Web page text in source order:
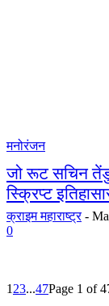
मनोरंजन
जो रूट सचिन
स्क्रिप्ट
क्राइम महाराष्ट्र -
0
1 23...47Page 1 of